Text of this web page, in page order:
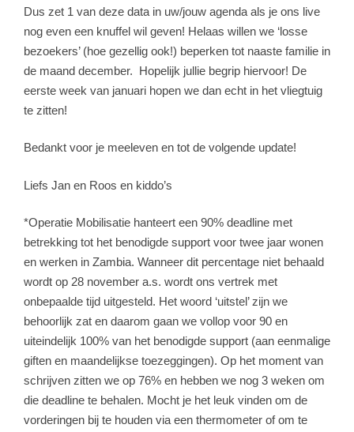
Dus zet 1 van deze data in uw/jouw agenda als je ons live
nog even een knuffel wil geven! Helaas willen we ‘losse
bezoekers’ (hoe gezellig ook!) beperken tot naaste familie in
de maand december. Hopelijk jullie begrip hiervoor! De
eerste week van januari hopen we dan echt in het vliegtuig
te zitten!
Bedankt voor je meeleven en tot de volgende update!
Liefs Jan en Roos en kiddo’s
*Operatie Mobilisatie hanteert een 90% deadline met
betrekking tot het benodigde support voor twee jaar wonen
en werken in Zambia. Wanneer dit percentage niet behaald
wordt op 28 november a.s. wordt ons vertrek met
onbepaalde tijd uitgesteld. Het woord ‘uitstel’ zijn we
behoorlijk zat en daarom gaan we vollop voor 90 en
uiteindelijk 100% van het benodigde support (aan eenmalige
giften en maandelijkse toezeggingen). Op het moment van
schrijven zitten we op 76% en hebben we nog 3 weken om
die deadline te behalen. Mocht je het leuk vinden om de
vorderingen bij te houden via een thermometer of om te